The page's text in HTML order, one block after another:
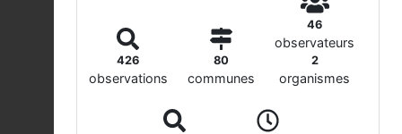
426
observations
80
communes
46
observateurs
2
organismes